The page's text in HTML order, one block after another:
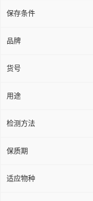
保存条件
品牌
货号
用途
检测方法
保质期
适应物种